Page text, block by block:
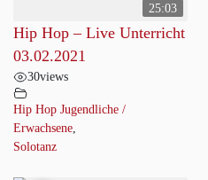
25:03
Hip Hop – Live Unterricht
03.02.2021
30views
Hip Hop Jugendliche /
Erwachsene
Solotanz